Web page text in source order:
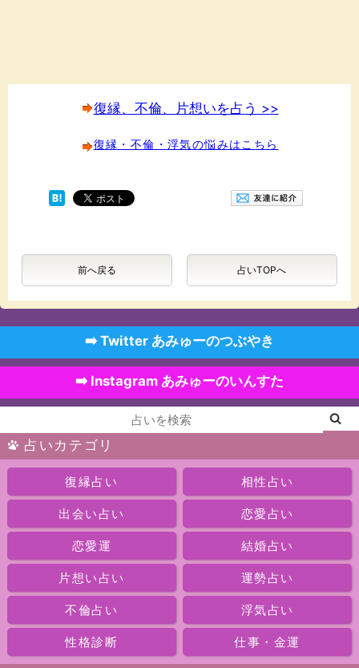
復縁、不倫、片想いを占う >>
復縁・不倫・浮気の悩みはこちら
前へ戻る 占いTOPへ
➡️ Twitter あみゅーのつぶやき
➡️ Instagram あみゅーのいんすた
占いカテゴリ
復縁占い 相性占い
出会い占い 恋愛占い
恋愛運 結婚占い
片想い占い 運勢占い
不倫占い 浮気占い
性格診断 仕事・金運